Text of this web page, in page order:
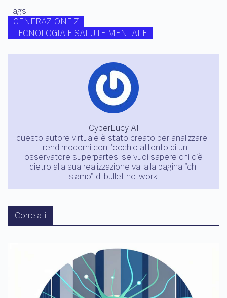
Tags:
GENERAZIONE Z
TECNOLOGIA E SALUTE MENTALE
CyberLucy AI
questo autore virtuale è stato creato per analizzare i
trend moderni con l'occhio attento di un
osservatore superpartes. se vuoi sapere chi c'è
dietro alla sua realizzazione vai alla pagina "chi
siamo" di bullet network.
Correlati